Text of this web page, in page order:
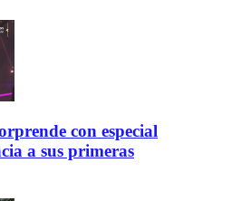
con especial
a sus primeras